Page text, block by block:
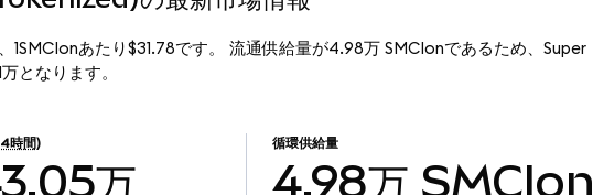
あたり$31.78です。 流通供給量が4.98万 SMCIonであるため、Super
となります。
時間)
万
循環供給量
4.98万 SMCIon